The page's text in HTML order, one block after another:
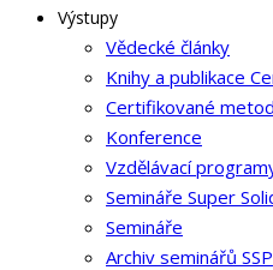
Výstupy
Vědecké články
Knihy a publikace
Certifikované
Konference
Vzdělávací
Semináře Super
Semináře
Archiv seminářů SSP